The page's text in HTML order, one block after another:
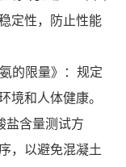
定性，防止性能
的限量》：规定
境和人体健康。
盐含量测试方
，以避免混凝土